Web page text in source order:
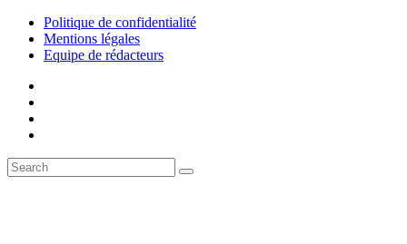
Politique de confidentialité
Mentions légales
Equipe de rédacteurs